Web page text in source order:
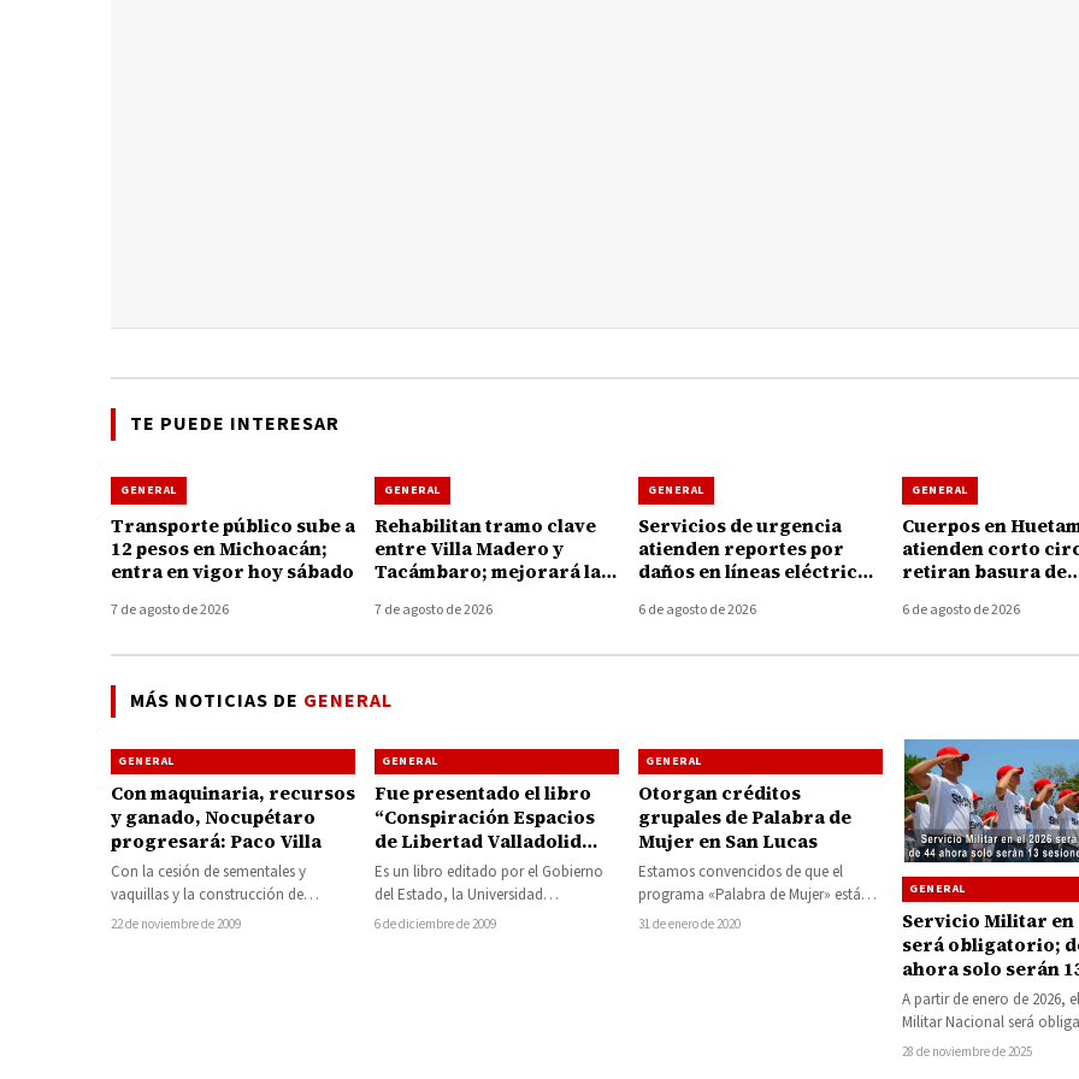
TE PUEDE INTERESAR
GENERAL
Transporte público sube a
12 pesos en Michoacán;
entra en vigor hoy sábado
7 de agosto de 2026
GENERAL
Rehabilitan tramo clave
entre Villa Madero y
Tacámbaro; mejorará la
Caliente
7 de agosto de 2026
GENERAL
Servicios de urgencia
atienden reportes por
daños en líneas eléctricas
Huetamo
6 de agosto de 2026
GENERAL
Cuerpos en
atienden corto
retiran basura de
tormenta de ayer
6 de agosto de 2026
MÁS NOTICIAS DE GENERAL
GENERAL
Con maquinaria, recursos
y ganado, Nocupétaro
progresará: Paco Villa
Con la cesión de sementales y
vaquillas y la construcción de
cobertizos y corrales de manejo, en
22 de noviembre de 2009
GENERAL
Fue presentado el libro
“Conspiración Espacios
de Libertad Valladolid
1809- Morelia 2009” en la
FIL
Es un libro editado por el Gobierno
del Estado, la Universidad
Michoacana y el Ayuntamiento de
6 de diciembre de 2009
GENERAL
Otorgan créditos
grupales de Palabra de
Mujer en San Lucas
Estamos convencidos de que el
programa «Palabra de Mujer» está
beneficiando a muchas de nuestras
31 de enero de 2020
GENERAL
Servicio Militar en
será obligatorio;
ahora solo serán
sesiones sabatinas
A partir de enero de 2026,
Militar Nacional será
todos los mexicanos,
28 de noviembre de 2025